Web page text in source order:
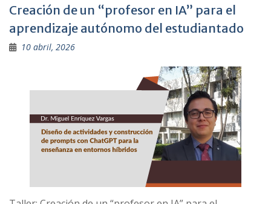
Creación de un “profesor en IA” para el
aprendizaje autónomo del estudiantado
10 abril, 2026